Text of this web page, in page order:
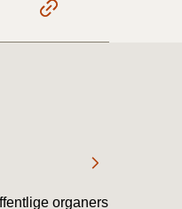
organers